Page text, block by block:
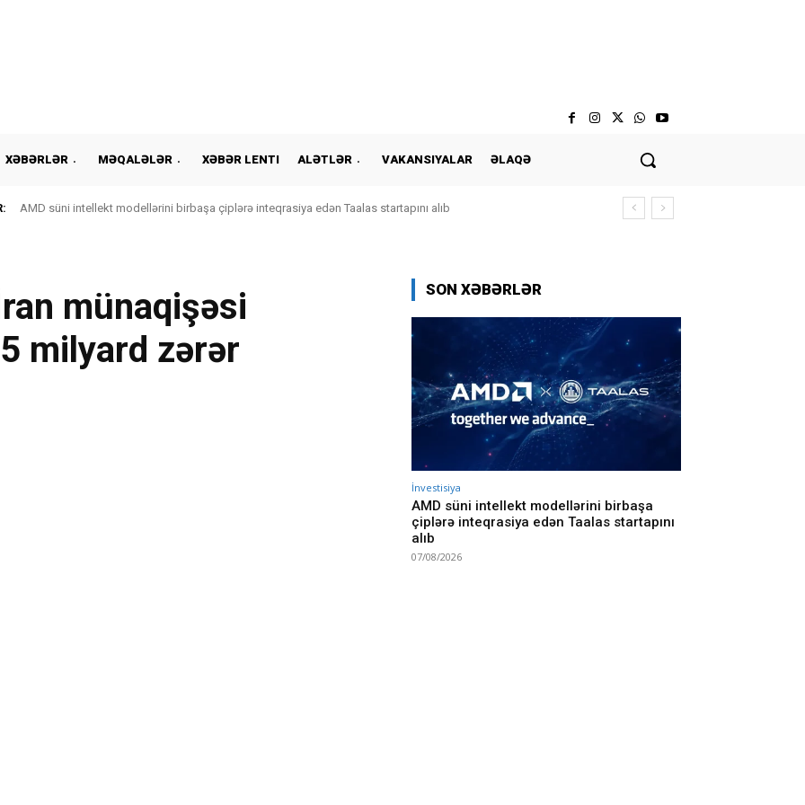
XƏBƏRLƏR MƏQALƏLƏR XƏBƏR LENTI ALƏTLƏR VAKANSIYALAR ƏLAQƏ
AMD süni intellekt modellərini birbaşa çiplərə inteqrasiya edən Taalas startapını alıb
münaqişəsi
milyard zərər
SON XƏBƏRLƏR
İnvestisiya
AMD süni intellekt modellərini birbaşa
çiplərə inteqrasiya edən Taalas startapını
alıb
07/08/2026